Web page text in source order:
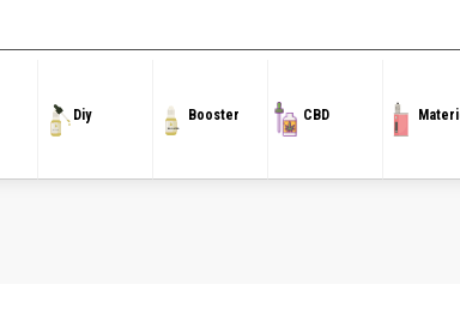
Diy Booster CBD